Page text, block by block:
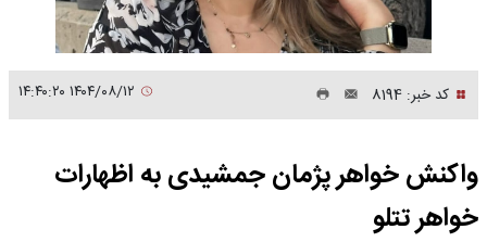
کد خبر: 8194
واکنش خواهر پژمان جمشیدی به اظهارات
خواهر تتلو